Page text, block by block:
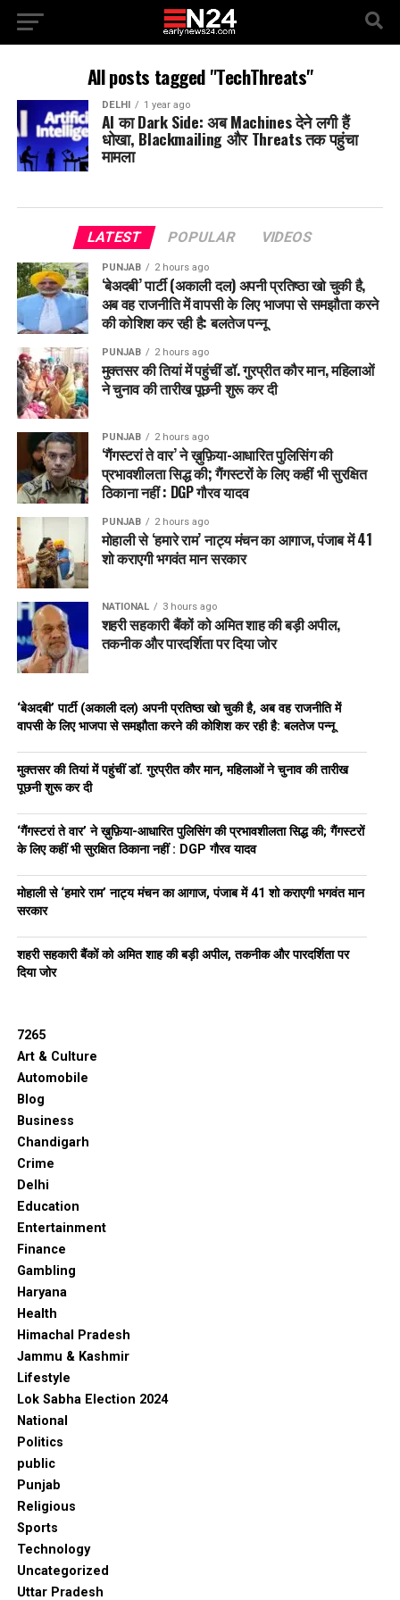
All posts tagged "TechThreats"
DELHI 1 year ago
AI का Dark Side: अब Machines देने लगी हैं
धोखा, Blackmailing और Threats तक पहुंचा
मामला
LATEST POPULAR VIDEOS
PUNJAB 2 hours ago
‘बेअदबी’ पार्टी (अकाली दल) अपनी प्रतिष्ठा खो चुकी है,
अब वह राजनीति में वापसी के लिए भाजपा से समझौता करने
की कोशिश कर रही है: बलतेज पन्नू
PUNJAB 2 hours ago
मुक्तसर की तियां में पहुंचीं डॉ. गुरप्रीत कौर मान, महिलाओं
ने चुनाव की तारीख पूछनी शुरू कर दी
PUNJAB 2 hours ago
‘गैंगस्टरां ते वार’ ने ख़ुफ़िया-आधारित पुलिसिंग की
प्रभावशीलता सिद्ध की; गैंगस्टरों के लिए कहीं भी सुरक्षित
ठिकाना नहीं : DGP गौरव यादव
PUNJAB 2 hours ago
मोहाली से ‘हमारे राम’ नाट्य मंचन का आगाज, पंजाब में 41
शो कराएगी भगवंत मान सरकार
NATIONAL 3 hours ago
शहरी सहकारी बैंकों को अमित शाह की बड़ी अपील,
तकनीक और पारदर्शिता पर दिया जोर
‘बेअदबी’ पार्टी (अकाली दल) अपनी प्रतिष्ठा खो चुकी है, अब वह राजनीति में
वापसी के लिए भाजपा से समझौता करने की कोशिश कर रही है: बलतेज पन्नू
मुक्तसर की तियां में पहुंचीं डॉ. गुरप्रीत कौर मान, महिलाओं ने चुनाव की तारीख
पूछनी शुरू कर दी
‘गैंगस्टरां ते वार’ ने ख़ुफ़िया-आधारित पुलिसिंग की प्रभावशीलता सिद्ध की; गैंगस्टरों
के लिए कहीं भी सुरक्षित ठिकाना नहीं : DGP गौरव यादव
मोहाली से ‘हमारे राम’ नाट्य मंचन का आगाज, पंजाब में 41 शो कराएगी भगवंत मान
सरकार
शहरी सहकारी बैंकों को अमित शाह की बड़ी अपील, तकनीक और पारदर्शिता पर
दिया जोर
7265
Art & Culture
Automobile
Blog
Business
Chandigarh
Crime
Delhi
Education
Entertainment
Finance
Gambling
Haryana
Health
Himachal Pradesh
Jammu & Kashmir
Lifestyle
Lok Sabha Election 2024
National
Politics
public
Punjab
Religious
Sports
Technology
Uncategorized
Uttar Pradesh